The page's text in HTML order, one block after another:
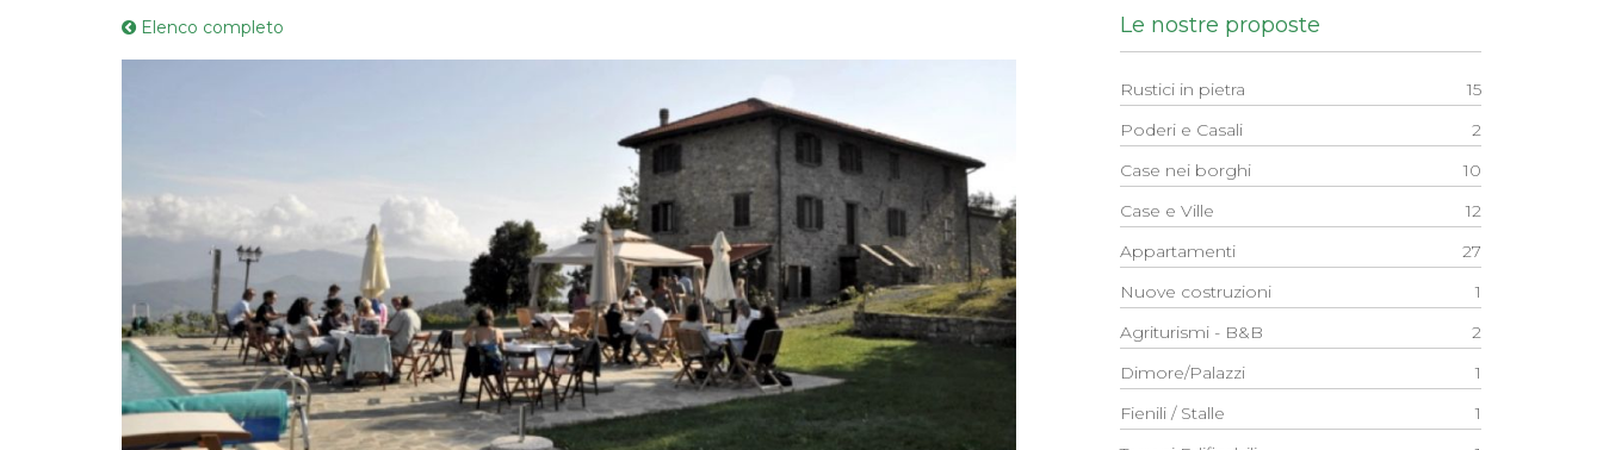
Elenco completo Le nostre proposte
Rustici in pietra
15
Poderi e Casali
2
Case nei borghi
10
Case e Ville
12
Appartamenti
27
Nuove costruzioni
1
Agriturismi - B&B
2
Dimore/Palazzi
1
Fienili / Stalle
1